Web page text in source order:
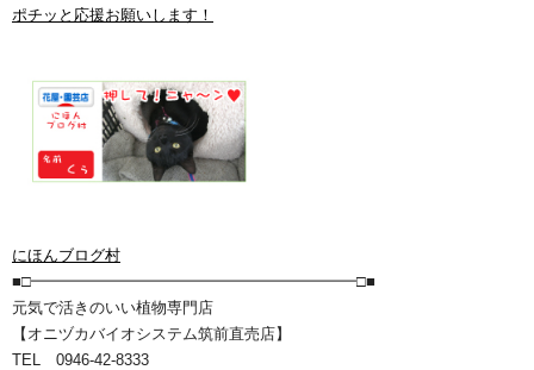
ポチッと応援お願いします！
にほんブログ村
■□━━━━━━━━━━━━━━━━━━━━━□■
元気で活きのいい植物専門店
【オニヅカバイオシステム筑前直売店】
TEL 0946-42-8333